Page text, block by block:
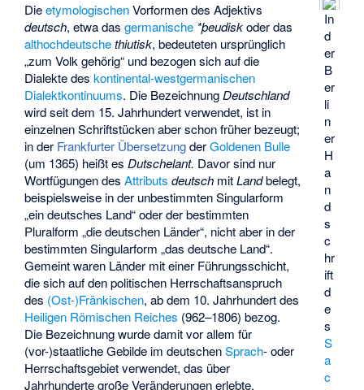
In
d
er
B
er
li
n
er
H
a
n
d
s
c
hr
ift
d
e
s
S
a
c
DieetymologischenVorformen des Adjektivs
deutsch, etwa dasgermanische *þeudiskoder das
althochdeutsche thiutisk, bedeuteten ursprünglich
„zum Volk gehörig“ und bezogen sich auf die
Dialekte deskontinental-westgermanischen
Dialektkontinuums. Die BezeichnungDeutschland
wird seit dem 15. Jahrhundert verwendet, ist in
einzelnen Schriftstücken aber schon früher bezeugt;
in der Frankfurter ÜbersetzungderGoldenen Bulle
(um 1365) heißt esDutschelant. Davor sind nur
Wortfügungen desAttributs deutsch mitLandbelegt,
beispielsweise in der unbestimmten Singularform
„ein deutsches Land“ oder der bestimmten
Pluralform „die deutschen Länder“, nicht aber in der
bestimmten Singularform „das deutsche Land“.
Gemeint waren Länder mit einer Führungsschicht,
die sich auf den politischen Herrschaftsanspruch
des (Ost-)Fränkischen, ab dem 10. Jahrhundert des
Heiligen Römischen Reiches (962–1806) bezog.
Die Bezeichnung wurde damit vor allem für
(vor-)staatliche Gebilde im deutschenSprach- oder
Herrschaftsgebiet verwendet, das über
Jahrhunderte große Veränderungen erlebte.